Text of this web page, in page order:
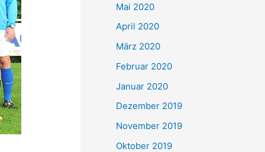
Mai 2020
April 2020
März 2020
Februar 2020
Januar 2020
Dezember 2019
November 2019
Oktober 2019